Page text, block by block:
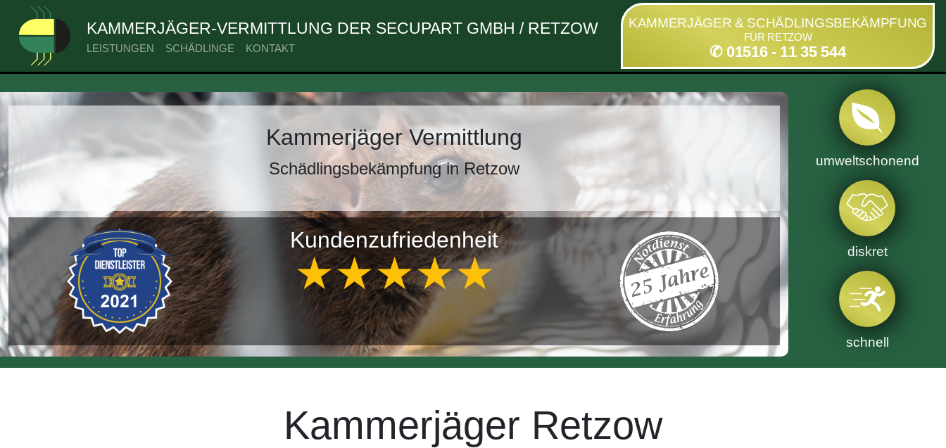
KAMMERJÄGER-VERMITTLUNG DER SECUPART GMBH / RETZOW
LEISTUNGEN SCHÄDLINGE KONTAKT
KAMMERJÄGER & SCHÄDLINGSBEKÄMPFUNG
FÜR RETZOW
✆ 01516 - 11 35 544
Kammerjäger Vermittlung
Schädlingsbekämpfung in Retzow
Kundenzufriedenheit
★★★★★
umweltschonend
diskret
schnell
Kammerjäger Retzow